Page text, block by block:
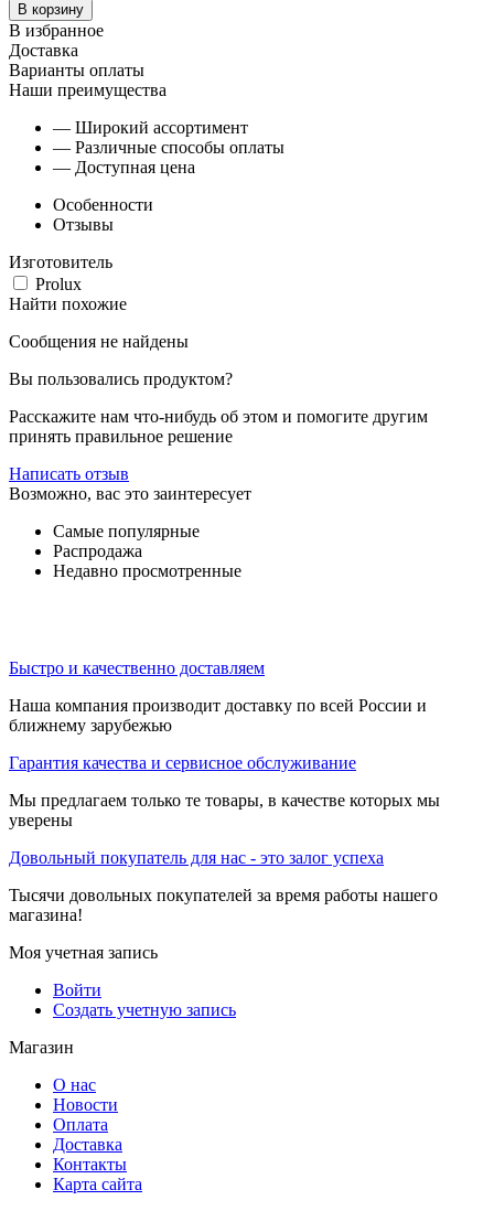
В корзину
В избранное
Доставка
Варианты оплаты
Наши преимущества
— Широкий ассортимент
— Различные способы оплаты
— Доступная цена
Особенности
Отзывы
Изготовитель
Prolux
Найти похожие
Сообщения не найдены
Вы пользовались продуктом?
Расскажите нам что-нибудь об этом и помогите другим
принять правильное решение
Написать отзыв
Возможно, вас это заинтересует
Самые популярные
Распродажа
Недавно просмотренные
Быстро и качественно доставляем
Наша компания производит доставку по всей России и
ближнему зарубежью
Гарантия качества и сервисное обслуживание
Мы предлагаем только те товары, в качестве которых мы
уверены
Довольный покупатель для нас - это залог успеха
Тысячи довольных покупателей за время работы нашего
магазина!
Моя учетная запись
Войти
Создать учетную запись
Магазин
О нас
Новости
Оплата
Доставка
Контакты
Карта сайта